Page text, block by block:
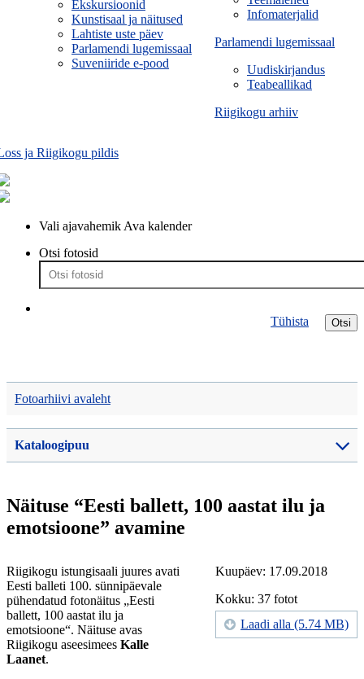
Infomaterjalid
Parlamendi lugemissaal
Uudiskirjandus
Teabeallikad
Riigikogu arhiiv
Ekskursioonid
Kunstisaal ja näitused
Lahtiste uste päev
Parlamendi lugemissaal
Suveniiride e-pood
ja Riigikogu pildis
Vali ajavahemik Ava kalender
Otsi fotosid
Otsi
Tühista
Fotoarhiivi avaleht
Kataloogipuu
Näituse “Eesti ballett, 100 aastat ilu ja
emotsioone” avamine
Kuupäev: 17.09.2018
Kokku: 37 fotot
Laadi alla (5.74 MB)
Riigikogu istungisaali juures avati
Eesti balleti 100. sünnipäevale
pühendatud fotonäitus „Eesti
ballett, 100 aastat ilu ja
emotsioone“. Näituse avas
Riigikogu aseesimees Kalle
Laanet.